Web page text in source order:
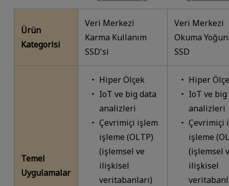
Ürün
Kategorisi
Veri Merkezi
Karma Kullanım
SSD'si
Veri Merkezi
Okuma
SSD
Temel
Uygulamalar
Hiper Ölçek
IoT ve big data
analizleri
Çevrimiçi işlem
işleme (OLTP)
(işlemsel ve
ilişkisel
veritabanları)
Hiper
IoT ve big
analizleri
Çevrimiçi
işleme
(işlemsel
ilişkisel